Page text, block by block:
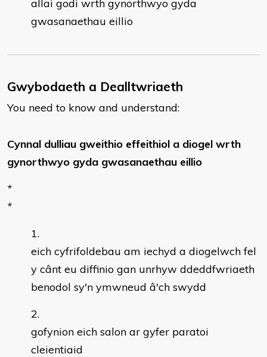
allai godi wrth gynorthwyo gyda
gwasanaethau eillio
Gwybodaeth a Dealltwriaeth
You need to know and understand:
Cynnal dulliau gweithio effeithiol a diogel wrth
gynorthwyo gyda gwasanaethau eillio
*
*
eich cyfrifoldebau am iechyd a diogelwch fel
y cânt eu diffinio gan unrhyw ddeddfwriaeth
benodol sy'n ymwneud â'ch swydd
gofynion eich salon ar gyfer paratoi
cleientiaid